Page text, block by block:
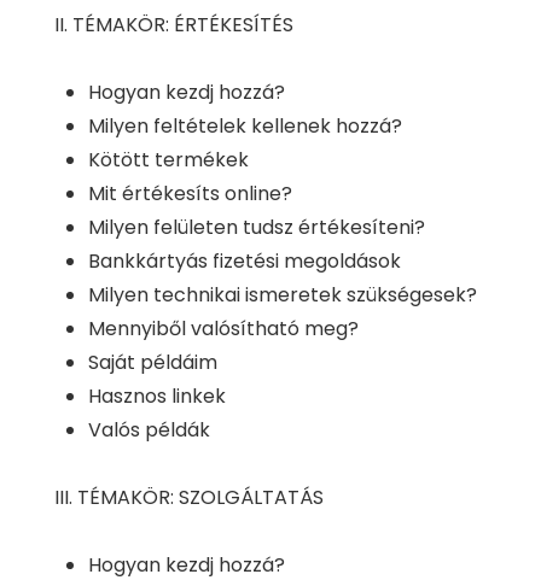
II. TÉMAKÖR: ÉRTÉKESÍTÉS
Hogyan kezdj hozzá?
Milyen feltételek kellenek hozzá?
Kötött termékek
Mit értékesíts online?
Milyen felületen tudsz értékesíteni?
Bankkártyás fizetési megoldások
Milyen technikai ismeretek szükségesek?
Mennyiből valósítható meg?
Saját példáim
Hasznos linkek
Valós példák
III. TÉMAKÖR: SZOLGÁLTATÁS
Hogyan kezdj hozzá?